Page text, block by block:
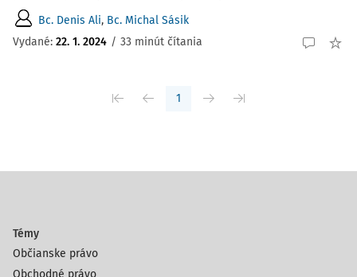
Bc. Denis Ali, Bc. Michal Sásik
Vydané: 22. 1. 2024 / 33 minút čítania
1
Témy
Občianske právo
Obchodné právo